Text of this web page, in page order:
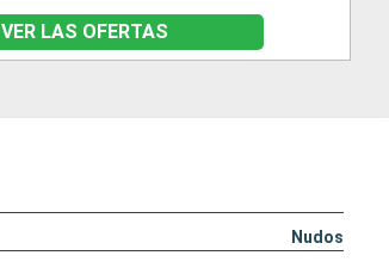
VER LAS OFERTAS
Nudos